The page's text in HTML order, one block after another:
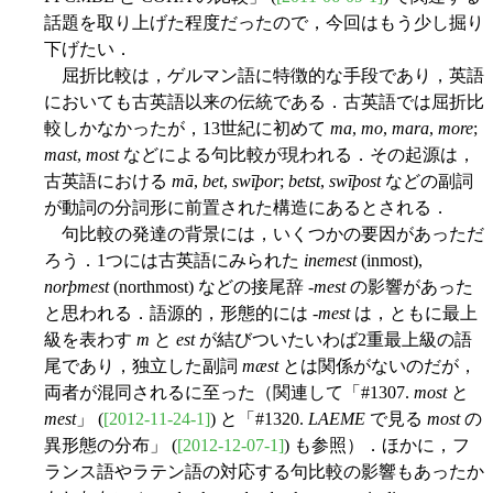
話題を取り上げた程度だったので，今回はもう少し掘り
下げたい．
屈折比較は，ゲルマン語に特徴的な手段であり，英語
においても古英語以来の伝統である．古英語では屈折比
較しかなかったが，13世紀に初めて ma, mo, mara, more;
mast, mostなどによる句比較が現われる．その起源は，
古英語における mā, bet, swīþor; betst, swīþostなどの副詞
が動詞の分詞形に前置された構造にあるとされる．
句比較の発達の背景には，いくつかの要因があっただ
ろう．1つには古英語にみられた inemest(inmost),
norþmest(northmost) などの接尾辞 -mestの影響があった
と思われる．語源的，形態的には -mestは，ともに最上
級を表わす m と estが結びついたいわば2重最上級の語
尾であり，独立した副詞 mæstとは関係がないのだが，
両者が混同されるに至った（関連して「#1307. mostと
mest」 ([2012-11-24-1]) と「#1320. LAEME で見る mostの
異形態の分布」 ([2012-12-07-1]) も参照）．ほかに，フ
ランス語やラテン語の対応する句比較の影響もあったか